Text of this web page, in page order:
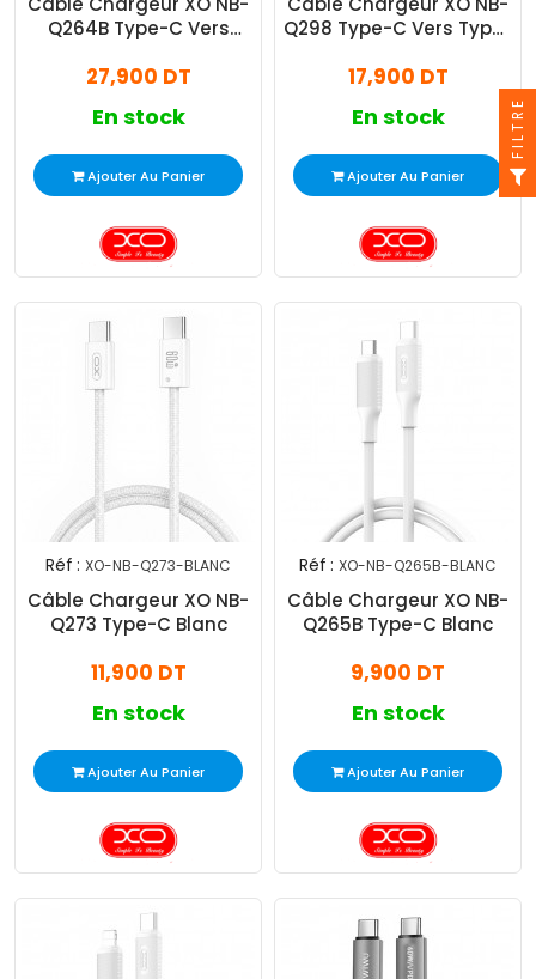
Q264B Type-C Vers
27,900 DT
En stock
Ajouter Au Panier
Q298 Type-C Vers Type-
17,900 DT
En stock
Ajouter Au Panier
Réf : XO-NB-Q273-BLANC
Câble Chargeur XO NB-
Q273 Type-C Blanc
11,900 DT
En stock
Ajouter Au Panier
Réf : XO-NB-Q265B-BLANC
Câble Chargeur XO NB-
Q265B Type-C Blanc
9,900 DT
En stock
Ajouter Au Panier
FILTRE